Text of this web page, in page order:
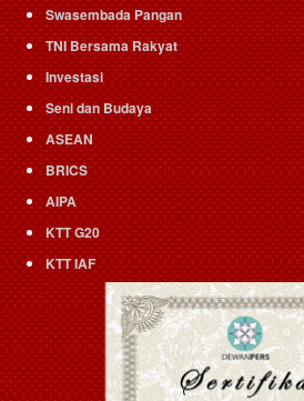
Swasembada Pangan
TNI Bersama Rakyat
Investasi
Seni dan Budaya
ASEAN
BRICS
AIPA
KTT G20
KTT IAF